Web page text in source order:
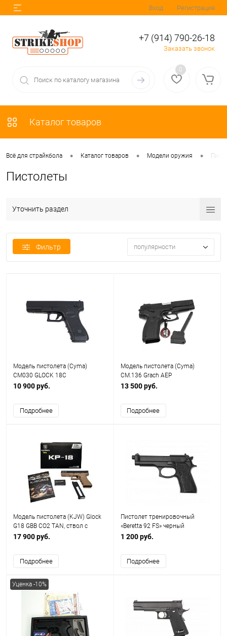
Вход Регистрация
+7 (914) 790-26-18
Заказать звонок
0
Каталог товаров
Всё для страйкбола • Каталог товаров • Модели оружия •
Пистолеты
Уточнить раздел
Фильтр популярности
Модель пистолета (Cyma)
CM030 GLOCK 18C
10 900 руб.
Подробнее
Модель пистолета (Cyma)
CM.136 Grach AEP
13 500 руб.
Подробнее
Модель пистолета (KJW) Glock
G18 GBB CO2 TAN, ствол с
резьбой под глушитель
17 900 руб.
Подробнее
Пистолет тренировочный
«Beretta 92 FS» черный
1 200 руб.
Подробнее
Уценка -10%